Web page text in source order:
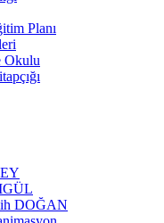
Planı
Okulu
DOĞAN